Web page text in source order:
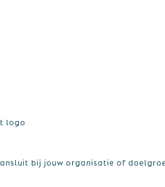
logo
bij jouw organisatie of